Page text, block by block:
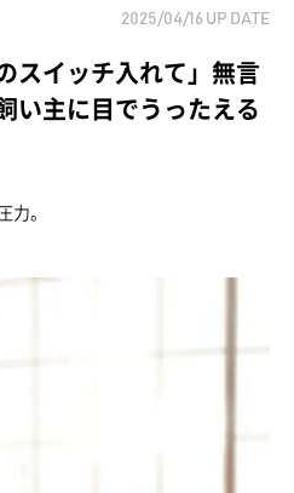
2025/04/16 UP DATE
スイッチ入れて」無言
主に目でうったえる
。